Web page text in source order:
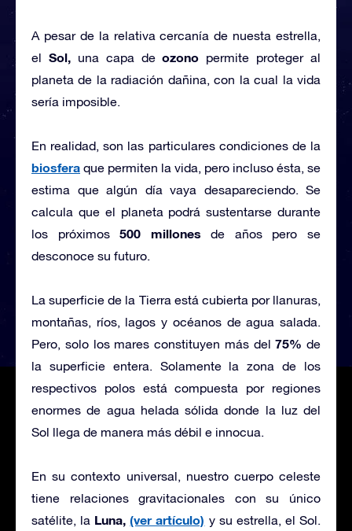
A pesar de la relativa cercanía de nuesta estrella,
el Sol,una capa deozono permite proteger al
planeta de la radiación dañina, con la cual la vida
sería imposible.
En realidad, son las particulares condiciones de la
biosfera que permiten la vida, pero incluso ésta, se
estima que algún día vaya desapareciendo. Se
calcula que el planeta podrá sustentarse durante
los próximos500 millones de años pero se
desconoce su futuro.
La superficie de la Tierra está cubierta por llanuras,
montañas, ríos, lagos y océanos de agua salada.
Pero, solo los mares constituyen más del75% de
la superficie entera. Solamente la zona de los
respectivos polos está compuesta por regiones
enormes de agua helada sólida donde la luz del
Sol llega de manera más débil e innocua.
En su contexto universal, nuestro cuerpo celeste
tiene relaciones gravitacionales con su único
satélite, la Luna,(ver artículo) y su estrella, el Sol.